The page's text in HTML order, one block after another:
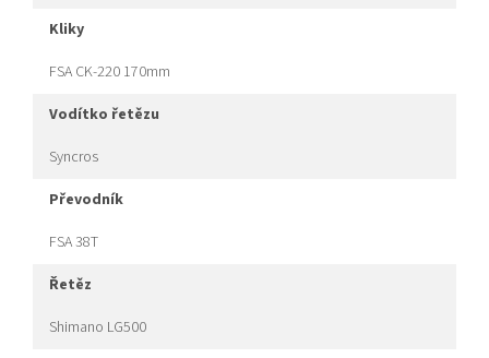
kliky
FSA CK-220 170mm
vodítko řetězu
Syncros
převodník
FSA 38T
řetěz
Shimano LG500